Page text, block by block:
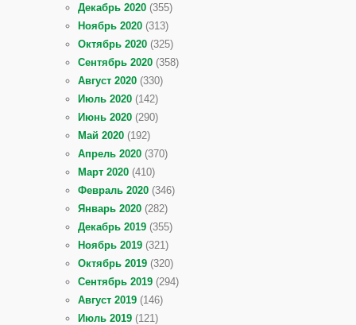
Декабрь 2020 (355)
Ноябрь 2020 (313)
Октябрь 2020 (325)
Сентябрь 2020 (358)
Август 2020 (330)
Июль 2020 (142)
Июнь 2020 (290)
Май 2020 (192)
Апрель 2020 (370)
Март 2020 (410)
Февраль 2020 (346)
Январь 2020 (282)
Декабрь 2019 (355)
Ноябрь 2019 (321)
Октябрь 2019 (320)
Сентябрь 2019 (294)
Август 2019 (146)
Июль 2019 (121)